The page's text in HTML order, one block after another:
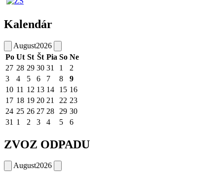
Kalendár
August2026
Po Ut St Št Pia So Ne
27 28 29 30 31 1
2
3
4 5 6 7 8
9
10 11 12 13 14 15 16
17 18 19 20 21 22 23
24 25 26 27 28 29 30
31 1 2 3 4 5 6
ZVOZ ODPADU
August2026